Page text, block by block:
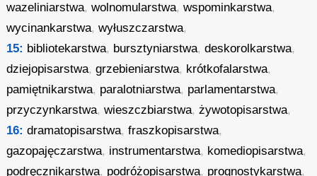
wazeliniarstwa,wolnomularstwa,wspominkarstwa,
wycinankarstwa,wyłuszczarstwa,
15: bibliotekarstwa, bursztyniarstwa,deskorolkarstwa,
dziejopisarstwa,grzebieniarstwa, krótkofalarstwa,
pamiętnikarstwa, paralotniarstwa, parlamentarstwa,
przyczynkarstwa,wieszczbiarstwa,żywotopisarstwa,
16: dramatopisarstwa,fraszkopisarstwa,
gazopajęczarstwa, instrumentarstwa, komediopisarstwa,
podręcznikarstwa, podróżopisarstwa, prognostykarstwa,